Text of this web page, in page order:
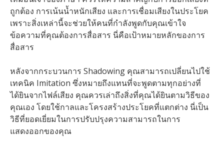
ถูกต้อง การเน้นน้ำหนักเสียง และการเชื่อมเสียงในประโยค
เพราะสิ่งเหล่านี้จะช่วยให้คนที่กำลังพูดกับคุณเข้าใจ
ข้อความที่คุณต้องการสื่อสาร นี่คือเป้าหมายหลักของการ
สื่อสาร
หลังจากกระบวนการ Shadowing คุณสามารถเปลี่ยนไปใช้
เทคนิค Imitation ซึ่งหมายถึงแทนที่จะพูดตามทุกอย่างที่
ได้ยินจากไฟล์เสียง คุณควรเล่าถึงสิ่งที่คุณได้ยินตามวิธีของ
คุณเอง โดยใช้กาลและโครงสร้างประโยคที่แตกต่าง นี่เป็น
วิธีที่ยอดเยี่ยมในการปรับปรุงความสามารถในการ
แสดงออกของคุณ